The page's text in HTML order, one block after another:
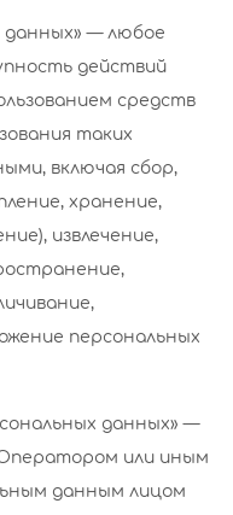
данных» — любое
действий
средств
таких
включая сбор,
хранение,
извлечение,
персональных
данных» —
или иным
данным лицом